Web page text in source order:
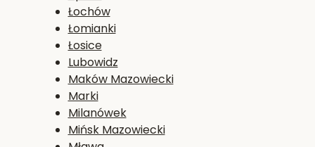
Łochów
Łomianki
Łosice
Lubowidz
Maków Mazowiecki
Marki
Milanówek
Mińsk Mazowiecki